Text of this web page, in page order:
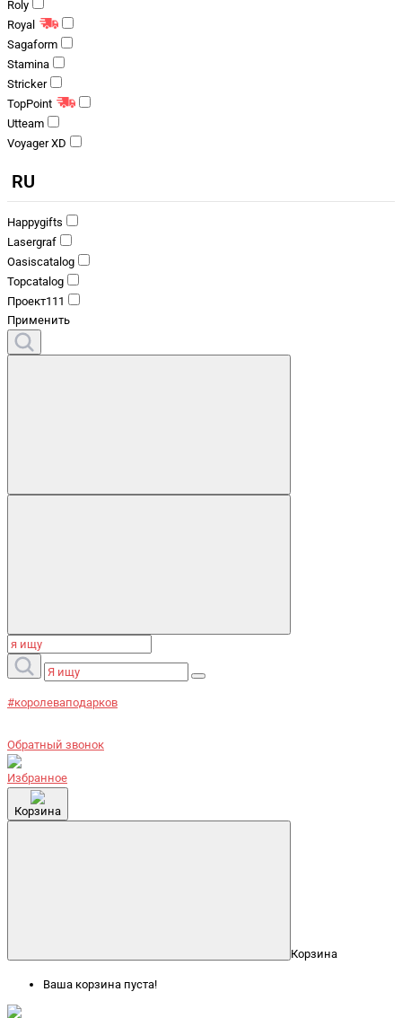
Roly
Royal
Sagaform
Stamina
Stricker
TopPoint
Utteam
Voyager XD
RU
Happygifts
Lasergraf
Oasiscatalog
Topcatalog
Проект111
Применить
#королеваподарков
Обратный звонок
Избранное
Корзина
Корзина
Ваша корзина пуста!